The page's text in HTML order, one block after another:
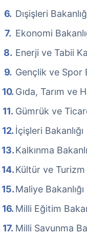
Dışişleri
Ekonomi
Enerji ve Tabii
Gençlik ve Spor
Gıda, Tarım ve
Gümrük ve
İçişleri Bakanlığı
Kalkınma
Kültür ve Turizm
Maliye Bakanlığı
Milli Eğitim
Milli Savunma